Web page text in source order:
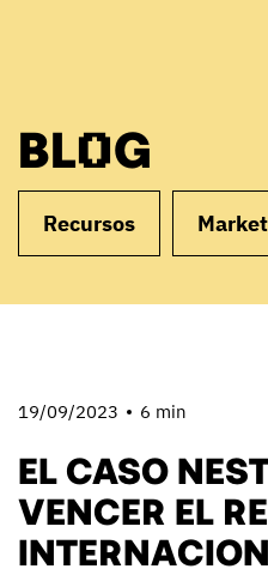
BLOG
Recursos
19/09/2023 6 min
EL CASO
VENCER EL